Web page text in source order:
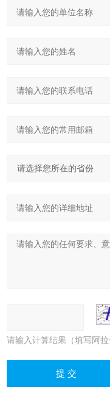
请输入计算结果（填写阿